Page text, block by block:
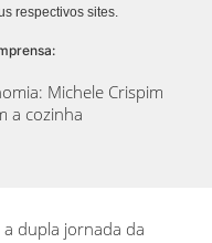
Michele Crispim
a cozinha
dupla jornada da
respectivos sites.